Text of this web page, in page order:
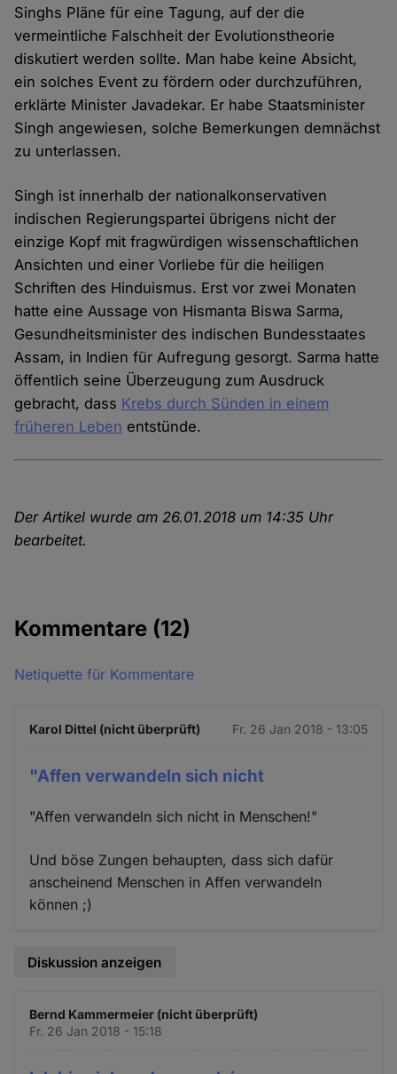
Singhs Pläne für eine Tagung, auf der die
vermeintliche Falschheit der Evolutionstheorie
diskutiert werden sollte. Man habe keine Absicht,
ein solches Event zu fördern oder durchzuführen,
erklärte Minister Javadekar. Er habe Staatsminister
Singh angewiesen, solche Bemerkungen demnächst
zu unterlassen.
Singh ist innerhalb der nationalkonservativen
indischen Regierungspartei übrigens nicht der
einzige Kopf mit fragwürdigen wissenschaftlichen
Ansichten und einer Vorliebe für die heiligen
Schriften des Hinduismus. Erst vor zwei Monaten
hatte eine Aussage von Hismanta Biswa Sarma,
Gesundheitsminister des indischen Bundesstaates
Assam, in Indien für Aufregung gesorgt. Sarma hatte
öffentlich seine Überzeugung zum Ausdruck
gebracht, dass Krebs durch Sünden in einem
früheren Leben entstünde.
Der Artikel wurde am 26.01.2018 um 14:35 Uhr
bearbeitet.
Kommentare (12)
Netiquette für Kommentare
Karol Dittel (nicht überprüft) Fr. 26 Jan 2018 - 13:05
"Affen verwandeln sich nicht
"Affen verwandeln sich nicht in Menschen!"
Und böse Zungen behaupten, dass sich dafür
anscheinend Menschen in Affen verwandeln
können ;)
Diskussion anzeigen
Bernd Kammermeier (nicht überprüft)
Fr. 26 Jan 2018 - 15:18